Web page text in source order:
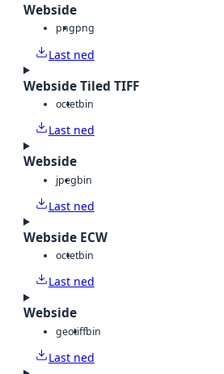
Webside
pngpng
Last ned
Webside Tiled TIFF
octetbin
Last ned
Webside
jpegbin
Last ned
Webside ECW
octetbin
Last ned
Webside
geotiffbin
Last ned